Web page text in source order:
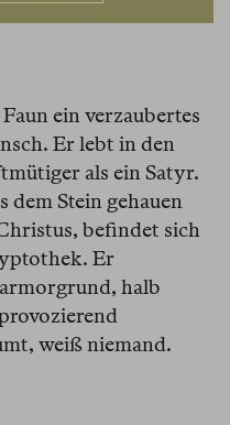
ein verzaubertes
Er lebt in den
als ein Satyr.
dem Stein gehauen
befindet sich
Er
halb
weiß niemand.